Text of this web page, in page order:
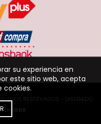
RESERVADOS - DISEÑADO
su experiencia en
este sitio web, acepta
cookies.